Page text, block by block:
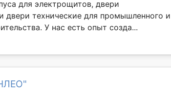
для электрощитов, двери
двери технические для промышленного и
У нас есть опыт созда...